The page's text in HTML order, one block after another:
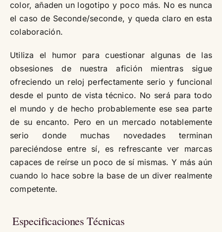
color, añaden un logotipo y poco más. No es nunca
el caso de Seconde/seconde, y queda claro en esta
colaboración.
Utiliza el humor para cuestionar algunas de las
obsesiones de nuestra afición mientras sigue
ofreciendo un reloj perfectamente serio y funcional
desde el punto de vista técnico. No será para todo
el mundo y de hecho probablemente ese sea parte
de su encanto. Pero en un mercado notablemente
serio donde muchas novedades terminan
pareciéndose entre sí, es refrescante ver marcas
capaces de reírse un poco de sí mismas. Y más aún
cuando lo hace sobre la base de un diver realmente
competente.
Especificaciones Técnicas